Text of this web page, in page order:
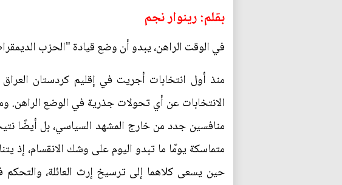
بقلم: رينوار نجم
في الوقت الراهن، يبدو أن وضع قيادة "الحزب
الانتخابات عن أي تحولات جذرية في الوضع
منافسين جدد من خارج المشهد السياسي، بل أيضًا
متماسكة يومًا ما تبدو اليوم على وشك الانقسام، إذ
حين يسعى كلاهما إلى ترسيخ إرث العائلة،